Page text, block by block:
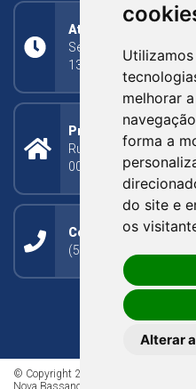
melhorar
forma a
do site e
os
Alterar
Atendimento
Segunda a Sexta: 8h
13h30min às 17h
Prefeitura Municipal
Rua Silva Jardim, 505 -
000
Contato
(54) 3273-1649 ou
© Copyright 2026 - Todos os direitos
Nova Bassano/RS